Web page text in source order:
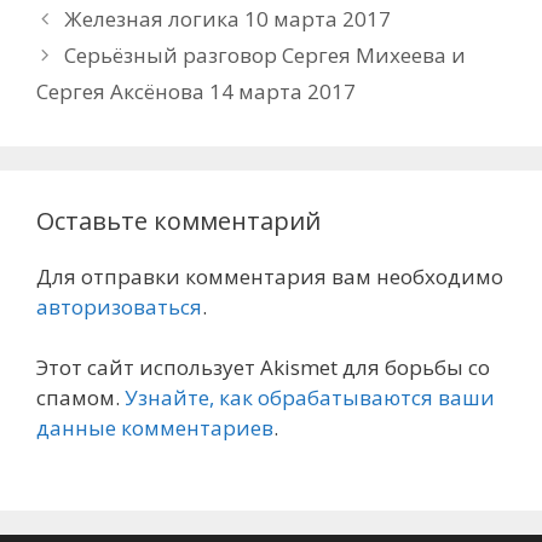
Железная логика 10 марта 2017
Серьёзный разговор Сергея Михеева и
Сергея Аксёнова 14 марта 2017
Оставьте комментарий
Для отправки комментария вам необходимо
авторизоваться.
Этот сайт использует Akismet для борьбы со
спамом. Узнайте, как обрабатываются ваши
данные комментариев.